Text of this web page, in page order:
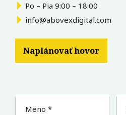
Po – Pia 9:00 – 18:00
info@abovexdigital.com
Naplánovať hovor
Meno *